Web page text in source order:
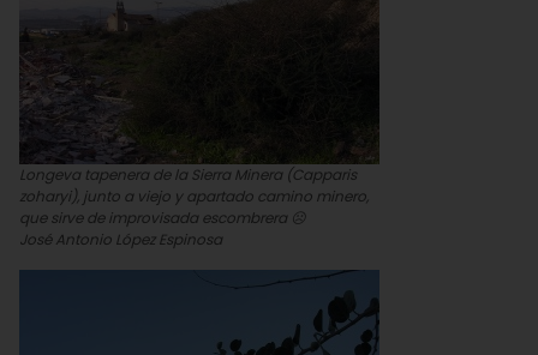
Longeva tapenera de la Sierra Minera (Capparis
zoharyi), junto a viejo y apartado camino minero,
que sirve de improvisada escombrera ☹
José Antonio López Espinosa